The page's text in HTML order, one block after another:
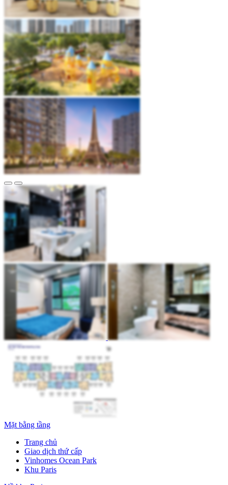
Mặt bằng tầng
Trang chủ
Giao dịch thứ cấp
Vinhomes Ocean Park
Khu Paris